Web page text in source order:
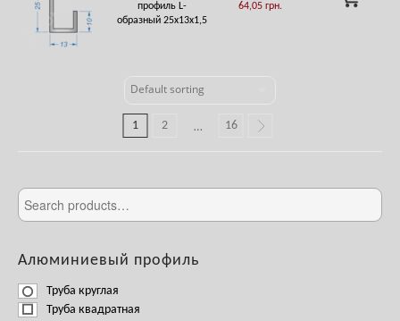
1 2 … 16
профиль L-
образный 25х13х1,5
64,05 грн.
TO
Алюминиевый профиль
Труба круглая
Труба квадратная